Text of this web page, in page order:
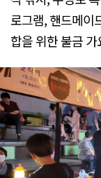
로그램, 핸드메이
합을 위한 불금